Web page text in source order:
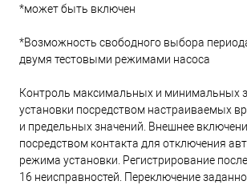
*может быть включен
*Возможность свободного выбора
двумя тестовыми режимами насоса
Контроль максимальных и минимальных
установки посредством настраиваемых
и предельных значений. Внешнее
посредством контакта для отключения
режима установки. Регистрирование
16 неисправностей. Переключение